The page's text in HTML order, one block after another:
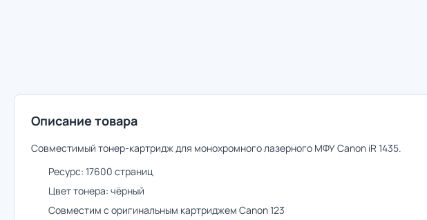
Описание товара
Совместимый тонер-картридж для монохромного лазерного МФУ Canon iR 1435.
Ресурс: 17600 страниц
Цвет тонера: чёрный
Совместим с оригинальным картриджем Canon 123